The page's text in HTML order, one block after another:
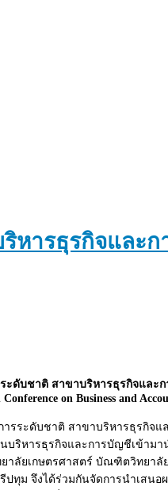
หารธุรกิจและ
ะดับชาติ สาขาบริหารธุรกิจและ
on Business and
รระดับชาติ สาขาบริหารธุรกิจ
บริหารธุรกิจและการบัญชีเข้าม
าลัยเกษตรศาสตร์ บัณฑิตวิทยา
ปทุม จึงได้ร่วมกันจัดการนำเสนอ